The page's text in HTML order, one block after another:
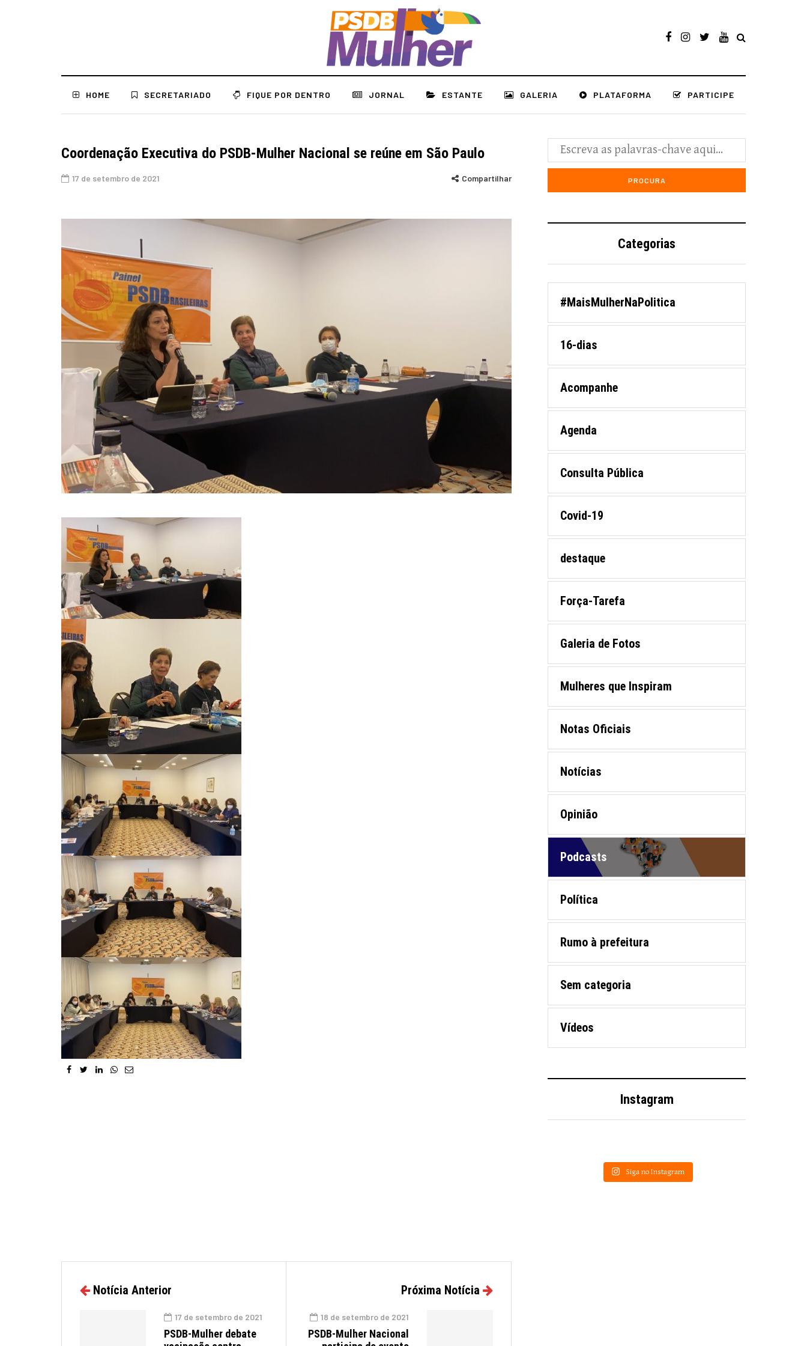
HOME SECRETARIADO FIQUE POR DENTRO JORNAL ESTANTE GALERIA PLATAFORMA PARTICIPE
Coordenação Executiva do PSDB-Mulher Nacional se reúne em São Paulo
17 de setembro de 2021 Compartilhar
Categorias
#MaisMulherNaPolitica
16-dias
Acompanhe
Agenda
Consulta Pública
Covid-19
destaque
Força-Tarefa
Galeria de Fotos
Mulheres que Inspiram
Notas Oficiais
Notícias
Opinião
Podcasts
Política
Rumo à prefeitura
Sem categoria
Vídeos
Instagram
Siga no Instagram
Notícia Anterior
17 de setembro de 2021
PSDB-Mulher debate
Próxima Notícia
18 de setembro de 2021
PSDB-Mulher Nacional